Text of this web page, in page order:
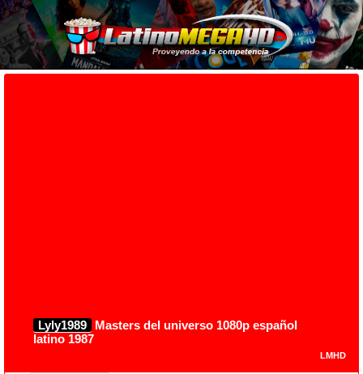
Lyly1989
Masters del universo 1080p español
latino 1987
LMHD